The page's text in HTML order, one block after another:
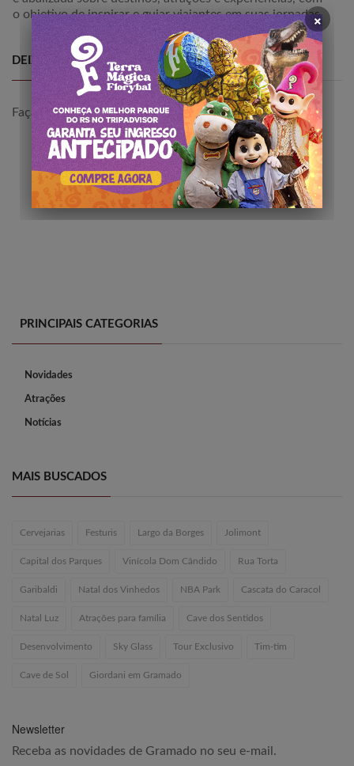
o objetivo de inspirar e guiar viajantes em suas jornadas.
DEIXE SEU COMETÁRIO
Faça loginpara comentar a publicação.
PRINCIPAIS CATEGORIAS
Novidades
Atrações
Notícias
MAIS BUSCADOS
Cervejarias Festuris Largo da Borges Jolimont
Capital dos Parques Vinícola Dom Cândido Rua Torta
Garibaldi Natal dos Vinhedos NBA Park Cascata do Caracol
Natal Luz Atrações para família Cave dos Sentidos
Desenvolvimento Sky Glass Tour Exclusivo Tim-tim
Cave de Sol Giordani em Gramado
Newsletter
Receba as novidades de Gramado no seu e-mail.
×